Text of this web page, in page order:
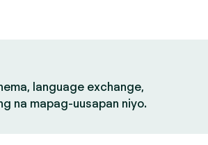
language exchange,
na mapag-uusapan niyo.